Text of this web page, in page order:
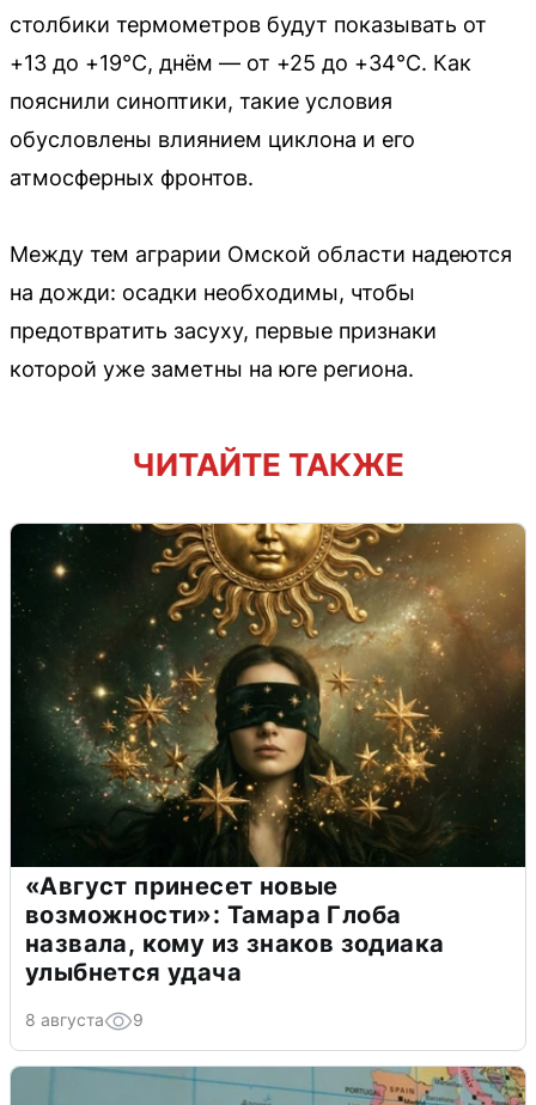
столбики термометров будут показывать от
+13 до +19°C, днём — от +25 до +34°C. Как
пояснили синоптики, такие условия
обусловлены влиянием циклона и его
атмосферных фронтов.
Между тем аграрии Омской области надеются
на дожди: осадки необходимы, чтобы
предотвратить засуху, первые признаки
которой уже заметны на юге региона.
ЧИТАЙТЕ ТАКЖЕ
«Август принесет новые
возможности»: Тамара Глоба
назвала, кому из знаков зодиака
улыбнется удача
8 августа 9